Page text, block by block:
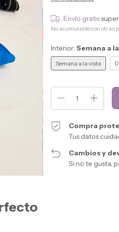
Envío gratis
No acumulable con otras
Interior: Semana a
Semana a la vista
Compra
Tus datos
Cambios y
Si no te gusta,